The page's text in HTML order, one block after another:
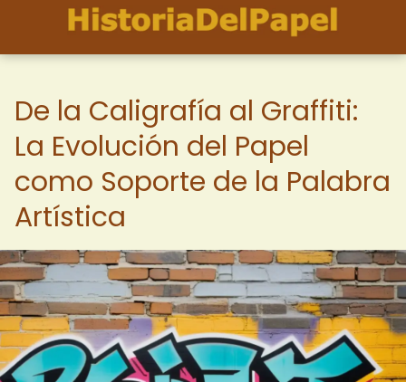
De la Caligrafía al Graffiti:
La Evolución del Papel
como Soporte de la Palabra
Artística